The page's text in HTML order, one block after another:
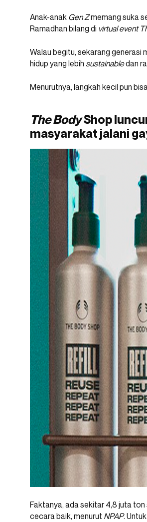
Anak-anak Gen Zmemang suka
Ramadhan bilang di virtual event
Walau begitu, sekarang generasi
hidup yang lebih sustainabledan
Menurutnya, langkah kecil pun
The BodyShop
masyarakat jalani
Faktanya, ada sekitar 4,8 juta
cecara baik, menurut NPAP.